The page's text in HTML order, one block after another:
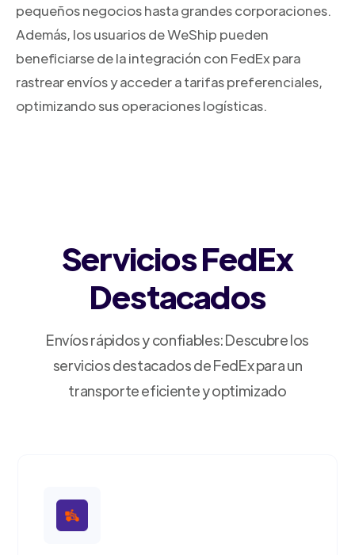
pequeños negocios hasta grandes corporaciones.
Además, los usuarios de WeShip pueden
beneficiarse de la integración con FedEx para
rastrear envíos y acceder a tarifas preferenciales,
optimizando sus operaciones logísticas.
Servicios FedEx
Destacados
Envíos rápidos y confiables: Descubre los
servicios destacados de FedEx para un
transporte eficiente y optimizado